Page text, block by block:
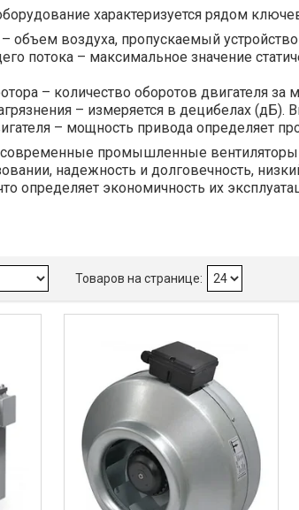
характеризуется рядом
объем воздуха, пропускаемый
потока – максимальное значение
– количество оборотов двигателя
– измеряется в децибелах
– мощность привода определяет
современные промышленные
надежность и долговечность,
определяет экономичность их